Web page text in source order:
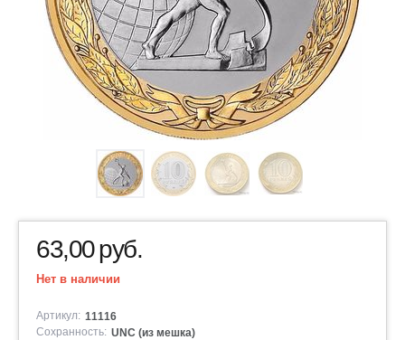
63,00руб.
Нет в наличии
Артикул: 11116
Сохранность: UNC (из мешка)